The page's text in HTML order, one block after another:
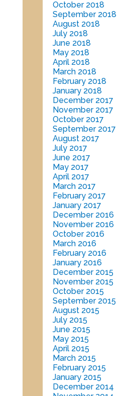
October 2018
September 2018
August 2018
July 2018
June 2018
May 2018
April 2018
March 2018
February 2018
January 2018
December 2017
November 2017
October 2017
September 2017
August 2017
July 2017
June 2017
May 2017
April 2017
March 2017
February 2017
January 2017
December 2016
November 2016
October 2016
March 2016
February 2016
January 2016
December 2015
November 2015
October 2015
September 2015
August 2015
July 2015
June 2015
May 2015
April 2015
March 2015
February 2015
January 2015
December 2014